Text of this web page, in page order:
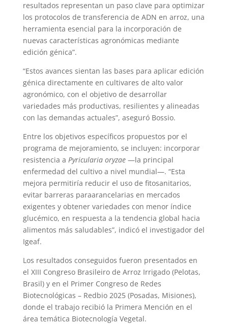
resultados representan un paso clave para optimizar
los protocolos de transferencia de ADN en arroz, una
herramienta esencial para la incorporación de
nuevas características agronómicas mediante
edición génica”.
“Estos avances sientan las bases para aplicar edición
génica directamente en cultivares de alto valor
agronómico, con el objetivo de desarrollar
variedades más productivas, resilientes y alineadas
con las demandas actuales”, aseguró Bossio.
Entre los objetivos específicos propuestos por el
programa de mejoramiento, se incluyen: incorporar
resistencia a Pyricularia oryzae—la principal
enfermedad del cultivo a nivel mundial—. “Esta
mejora permitiría reducir el uso de fitosanitarios,
evitar barreras paraarancelarias en mercados
exigentes y obtener variedades con menor índice
glucémico, en respuesta a la tendencia global hacia
alimentos más saludables”, indicó el investigador del
Igeaf.
Los resultados conseguidos fueron presentados en
el XIII Congreso Brasileiro de Arroz Irrigado (Pelotas,
Brasil) y en el Primer Congreso de Redes
Biotecnológicas – Redbio 2025 (Posadas, Misiones),
donde el trabajo recibió la Primera Mención en el
área temática Biotecnología Vegetal.